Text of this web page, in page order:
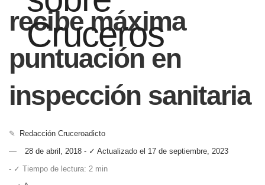
recibe máxima
puntuación en
inspección sanitaria
✎
Redacción Cruceroadicto
28 de abril, 2018 - ✓ Actualizado el 17 de septiembre, 2023
- ✓ Tiempo de lectura: 2 min